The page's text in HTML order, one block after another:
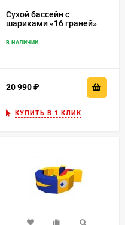
Сухой бассейн с
шариками «16 граней»
В НАЛИЧИИ
20 990
КУПИТЬ В 1 КЛИК